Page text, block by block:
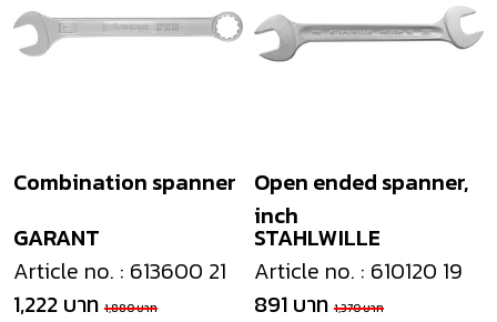
GARANT
Combination spanner
Article no. : 613600 21
1,222 บาท 1,880 บาท
STAHLWILLE
Open ended spanner,
inch
Article no. : 610120 19
891 บาท 1,370 บาท